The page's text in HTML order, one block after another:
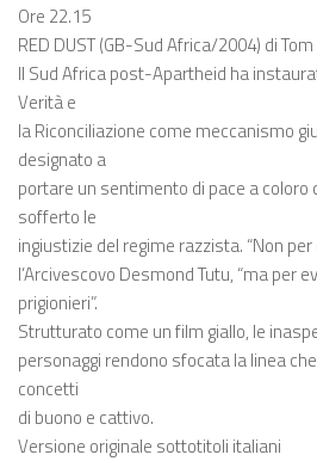
Ore 22.15
RED DUST (GB-Sud Africa/2004) di
Il Sud Africa post-Apartheid ha
Verità e
la Riconciliazione come meccanismo
designato a
portare un sentimento di pace a coloro
sofferto le
ingiustizie del regime razzista. “Non
l’Arcivescovo Desmond Tutu, “ma per
prigionieri”.
Strutturato come un film giallo, le
personaggi rendono sfocata la linea
concetti
di buono e cattivo.
Versione originale sottotitoli italiani